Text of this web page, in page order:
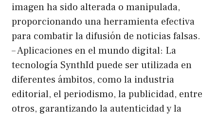
imagen ha sido alterada o manipulada,
proporcionando una herramienta efectiva
para combatir la difusión de noticias falsas.
– Aplicaciones en el mundo digital: La
tecnología SynthId puede ser utilizada en
diferentes ámbitos, como la industria
editorial, el periodismo, la publicidad, entre
otros, garantizando la autenticidad y la